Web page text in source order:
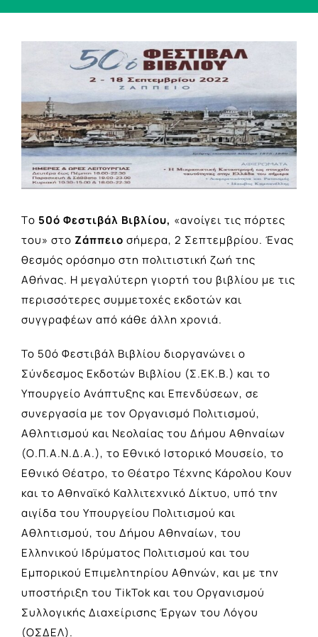
Image
Tο 50ό Φεστιβάλ Βιβλίου, «ανοίγει τις πόρτες
του» στο Ζάππειο σήμερα, 2 Σεπτεμβρίου. Ένας
θεσμός ορόσημο στη πολιτιστική ζωή της
Αθήνας. Η μεγαλύτερη γιορτή του βιβλίου με τις
περισσότερες συμμετοχές εκδοτών και
συγγραφέων από κάθε άλλη χρονιά.
Το 50ό Φεστιβάλ Βιβλίου διοργανώνει ο
Σύνδεσμος Εκδοτών Βιβλίου (Σ.ΕΚ.Β.) και το
Υπουργείο Ανάπτυξης και Επενδύσεων, σε
συνεργασία με τον Οργανισμό Πολιτισμού,
Αθλητισμού και Νεολαίας του Δήμου Αθηναίων
(Ο.Π.Α.Ν.Δ.Α.), το Εθνικό Ιστορικό Μουσείο, το
Εθνικό Θέατρο, το Θέατρο Τέχνης Κάρολου Κουν
και το Αθηναϊκό Καλλιτεχνικό Δίκτυο, υπό την
αιγίδα του Υπουργείου Πολιτισμού και
Αθλητισμού, του Δήμου Αθηναίων, του
Ελληνικού Ιδρύματος Πολιτισμού και του
Εμπορικού Επιμελητηρίου Αθηνών, και με την
υποστήριξη του TikTok και του Οργανισμού
Συλλογικής Διαχείρισης Έργων του Λόγου
(ΟΣΔΕΛ).